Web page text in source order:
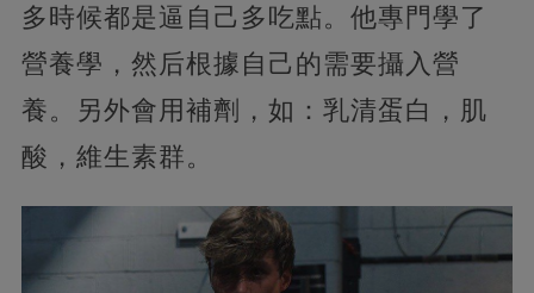
多時候都是逼自己多吃點。他專門學了
營養學，然后根據自己的需要攝入營
養。另外會用補劑，如：乳清蛋白，肌
酸，維生素群。